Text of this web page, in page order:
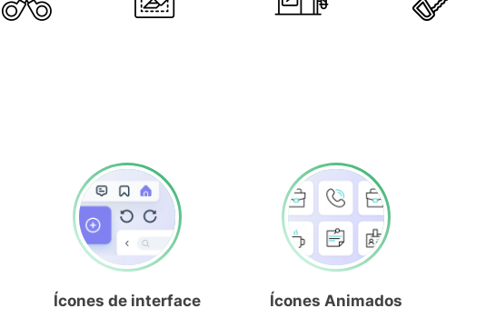
Ícones de interface Ícones Animados